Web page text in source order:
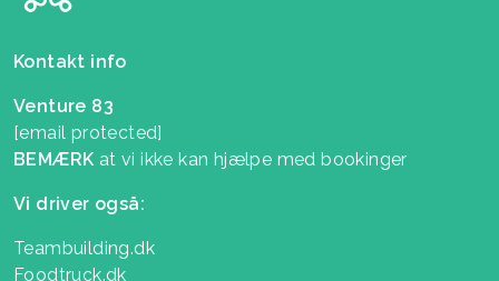
Kontakt info
Venture 83
[email protected]
BEMÆRK at vi ikke kan hjælpe med bookinger
Vi driver også:
Teambuilding.dk
Foodtruck.dk